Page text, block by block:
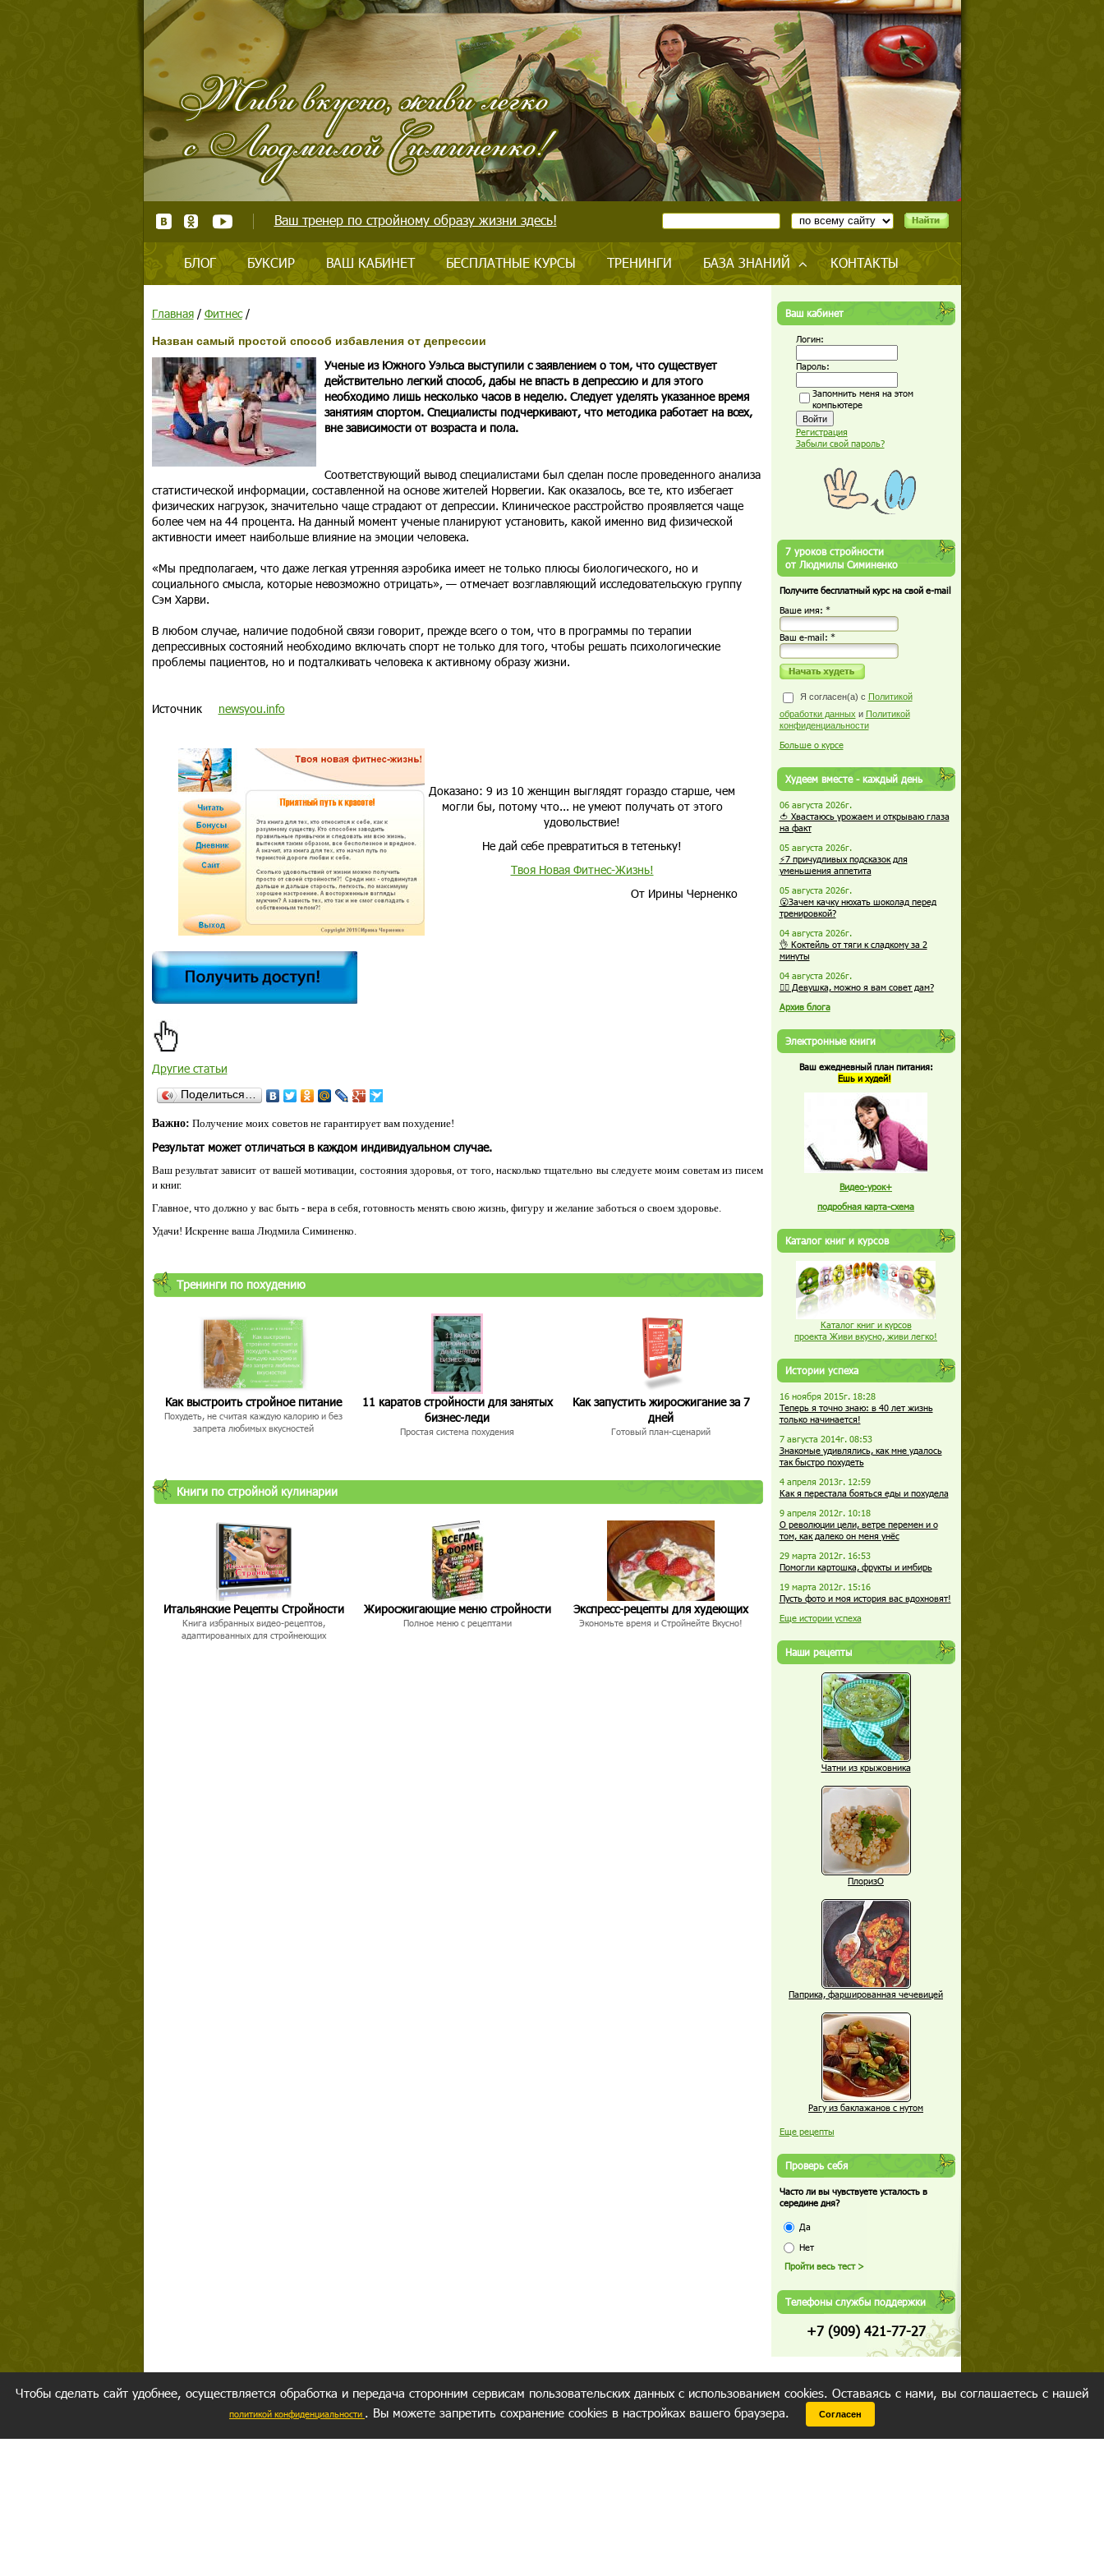
Ваш тренер по стройному образу жизни здесь!
БЛОГ БУКСИР ВАШ КАБИНЕТ БЕСПЛАТНЫЕ КУРСЫ ТРЕНИНГИ БАЗА ЗНАНИЙ КОНТАКТЫ
Главная/ Фитнес/
Назван самый простой способ избавления от депрессии
Ученые из Южного Уэльса выступили с заявлением о том, что существует
действительно легкий способ, дабы не впасть в депрессию и для этого
необходимо лишь несколько часов в неделю. Следует уделять указанное время
занятиям спортом. Специалисты подчеркивают, что методика работает на всех,
вне зависимости от возраста и пола.
Соответствующий вывод специалистами был сделан после проведенного анализа
статистической информации, составленной на основе жителей Норвегии. Как оказалось, все те, кто избегает
физических нагрузок, значительно чаще страдают от депрессии. Клиническое расстройство проявляется чаще
более чем на 44 процента. На данный момент ученые планируют установить, какой именно вид физической
активности имеет наибольше влияние на эмоции человека.
«Мы предполагаем, что даже легкая утренняя аэробика имеет не только плюсы биологического, но и
социального смысла, которые невозможно отрицать», — отмечает возглавляющий исследовательскую группу
Сэм Харви.
В любом случае, наличие подобной связи говорит, прежде всего о том, что в программы по терапии
депрессивных состояний необходимо включать спорт не только для того, чтобы решать психологические
проблемы пациентов, но и подталкивать человека к активному образу жизни.
Источник newsyou.info
Доказано: 9 из 10 женщин выглядят гораздо старше, чем
могли бы, потому что... не умеют получать от этого
удовольствие!
Не дай себе превратиться в тетеньку!
Твоя Новая Фитнес-Жизнь!
От Ирины Черненко
Другие статьи
Поделиться…
Важно: Получение моих советов не гарантирует вам похудение!
Результат может отличаться в каждом индивидуальном случае.
Ваш результат зависит от вашей мотивации, состояния здоровья, от того, насколько тщательно вы следуете моим советам из писем
и книг.
Главное, что должно у вас быть - вера в себя, готовность менять свою жизнь, фигуру и желание заботься о своем здоровье.
Удачи! Искренне ваша Людмила Симиненко.
Тренинги по похудению
Как выстроить стройное питание
Похудеть, не считая каждую калорию и без
запрета любимых вкусностей
11 каратов стройности для занятых
бизнес-леди
Простая система похудения
Как запустить жиросжигание за 7
дней
Готовый план-сценарий
Книги по стройной кулинарии
Итальянские Рецепты Стройности
Книга избранных видео-рецептов,
адаптированных для стройнеющих
Жиросжигающие меню стройности
Полное меню с рецептами
Экспресс-рецепты для худеющих
Экономьте время и Стройнейте Вкусно!
Ваш кабинет
Логин:
Пароль:
Запомнить меня на этом
компьютере
Регистрация
Забыли свой пароль?
7 уроков стройности
от Людмилы Симиненко
Получите бесплатный курс на свой e-mail
Ваше имя: *
Ваш е-mail: *
Я согласен(а) с Политикой
обработки данных и Политикой
конфиденциальности
Больше о курсе
Худеем вместе - каждый день
06 августа 2026г.
🍅 Хвастаюсь урожаем и открываю глаза
на факт
05 августа 2026г.
⚡7 причудливых подсказок для
уменьшения аппетита
05 августа 2026г.
😮Зачем качку нюхать шоколад перед
тренировкой?
04 августа 2026г.
👌 Коктейль от тяги к сладкому за 2
минуты
04 августа 2026г.
🏋️‍♀️ Девушка, можно я вам совет дам?
Архив блога
Электронные книги
Ваш ежедневный план питания:
Ешь и худей!
Видео-урок+
подробная карта-схема
Каталог книг и курсов
Каталог книг и курсов
проекта Живи вкусно, живи легко!
Истории успеха
16 ноября 2015г. 18:28
Теперь я точно знаю: в 40 лет жизнь
только начинается!
7 августа 2014г. 08:53
Знакомые удивлялись, как мне удалось
так быстро похудеть
4 апреля 2013г. 12:59
Как я перестала бояться еды и похудела
9 апреля 2012г. 10:18
О революции цели, ветре перемен и о
том, как далеко он меня унёс
29 марта 2012г. 16:53
Помогли картошка, фрукты и имбирь
19 марта 2012г. 15:16
Пусть фото и моя история вас вдохновят!
Еще истории успеха
Наши рецепты
Чатни из крыжовника
ПлоризО
Паприка, фаршированная чечевицей
Рагу из баклажанов с нутом
Еще рецепты
Проверь себя
Часто ли вы чувствуете усталость в
середине дня?
Да
Нет
Телефоны службы поддержки
+7 (909) 421-77-27
Чтобы сделать сайт удобнее, осуществляется обработка и передача сторонним сервисам пользовательских данных с использованием cookies. Оставаясь с нами, вы соглашаетесь с нашей
политикой конфиденциальности . Вы можете запретить сохранение cookies в настройках вашего браузера. Согласен